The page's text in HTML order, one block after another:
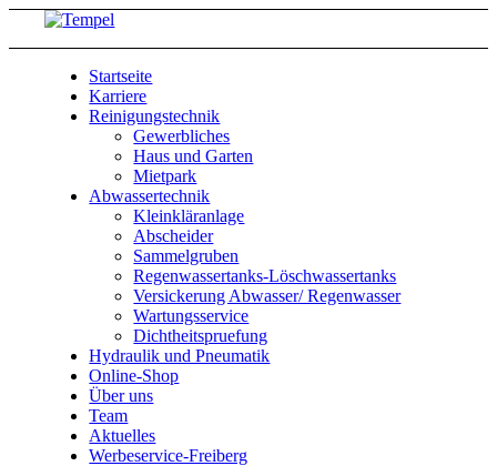
Startseite
Karriere
Reinigungstechnik
Gewerbliches
Haus und Garten
Mietpark
Abwassertechnik
Kleinkläranlage
Abscheider
Sammelgruben
Regenwassertanks-Löschwassertanks
Versickerung Abwasser/ Regenwasser
Wartungsservice
Dichtheitspruefung
Hydraulik und Pneumatik
Online-Shop
Über uns
Team
Aktuelles
Werbeservice-Freiberg